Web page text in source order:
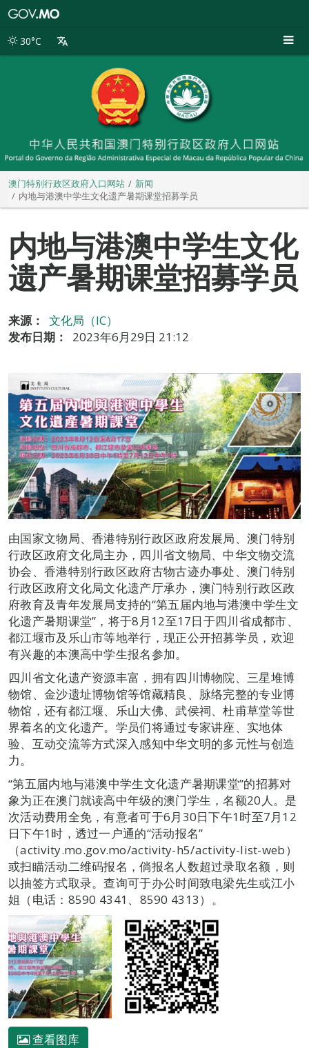
别
30°C
澳门特别行政区政府入口网站
新闻
内地与港澳中学生文化遗产暑期课堂招募学员
内地与港澳中学生文化
遗产暑期课堂招募学员
来源：
文化局（IC）
发布日期：
2023年6月29日 21:12
由国家文物局、香港特别行政区政府发展局、澳门特别
行政区政府文化局主办，四川省文物局、中华文物交流
协会、香港特别行政区政府古物古迹办事处、澳门特别
行政区政府文化局文化遗产厅承办，澳门特别行政区政
府教育及青年发展局支持的“第五届内地与港澳中学生文
化遗产暑期课堂”，将于8月12至17日于四川省成都市、
都江堰市及乐山市等地举行，现正公开招募学员，欢迎
有兴趣的本澳高中学生报名参加。
四川省文化遗产资源丰富，拥有四川博物院、三星堆博
物馆、金沙遗址博物馆等馆藏精良、脉络完整的专业博
物馆，还有都江堰、乐山大佛、武侯祠、杜甫草堂等世
界着名的文化遗产。学员们将通过专家讲座、实地体
验、互动交流等方式深入感知中华文明的多元性与创造
力。
“第五届内地与港澳中学生文化遗产暑期课堂”的招募对
象为正在澳门就读高中年级的澳门学生，名额20人。是
次活动费用全免，有意者可于6月30日下午1时至7月12
日下午1时，透过一户通的“活动报名”
（activity.mo.gov.mo/activity-h5/activity-list-web）
或扫瞄活动二维码报名，倘报名人数超过录取名额，则
以抽签方式取录。查询可于办公时间致电梁先生或江小
姐（电话：8590 4341、8590 4313）。
查看图库